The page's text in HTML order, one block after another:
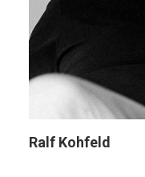
Ralf Kohfeld